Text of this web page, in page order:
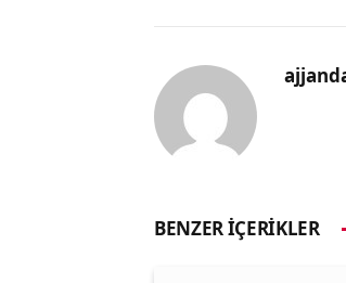
BENZER İÇERIKLER